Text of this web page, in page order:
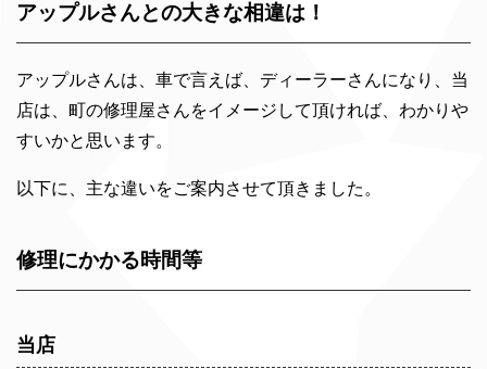
アップルさんとの大きな相違は！
アップルさんは、車で言えば、ディーラーさんになり、当
店は、町の修理屋さんをイメージして頂ければ、わかりや
すいかと思います。
以下に、主な違いをご案内させて頂きました。
修理にかかる時間等
当店